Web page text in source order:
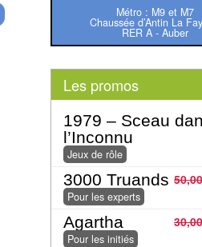
Métro : M9 et M7
Chaussée d’Antin La
RER A - Auber
Les promos
1979 – Sceau
l’Inconnu
Jeux de rôle
50,00
3000 Truands
Pour les experts
30,00
Agartha
Pour les initiés